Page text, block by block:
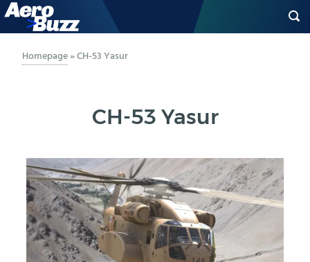
GENERAL AVIATION
MILITÄR
INDUSTRIE
HELIKOPTER
Homepage»CH-53 Yasur
CH-53 Yasur